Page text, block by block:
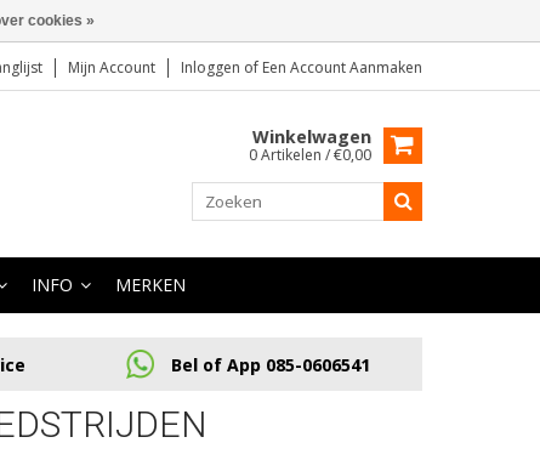
Mijn Account Inloggen of Een Account Aanmaken
Winkelwagen
0 Artikelen / €0,00
INFO MERKEN
Bel of App 085-0606541
cookies »